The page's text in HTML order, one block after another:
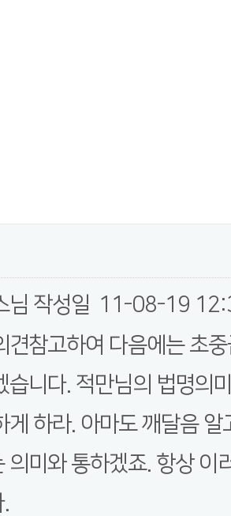
님 작성일 11-08-19
견참고하여 다음에는 초
습니다. 적만님의 법명의
게 하라. 아마도 깨달음
의미와 통하겠죠. 항상 이